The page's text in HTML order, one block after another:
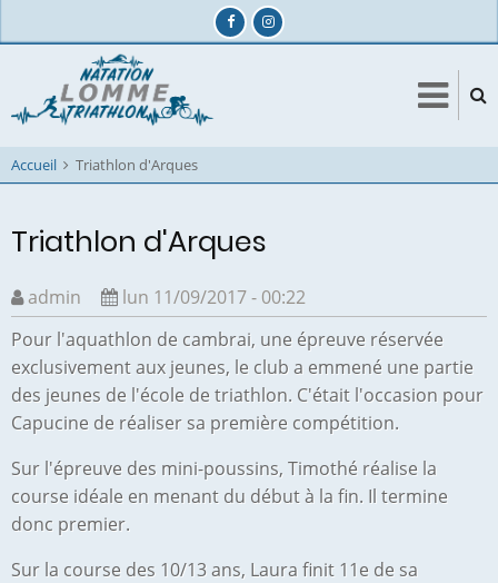
au
principal
Accueil Triathlon d'Arques
Triathlon d'Arques
admin
lun 11/09/2017 - 00:22
Pour l'aquathlon de cambrai, une épreuve réservée
exclusivement aux jeunes, le club a emmené une partie
des jeunes de l'école de triathlon. C'était l'occasion pour
Capucine de réaliser sa première compétition.
Sur l'épreuve des mini-poussins, Timothé réalise la
course idéale en menant du début à la fin. Il termine
donc premier.
Sur la course des 10/13 ans, Laura finit 11e de sa